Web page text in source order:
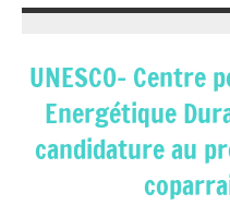
UNESCO- Centre
Energétique
candidature au